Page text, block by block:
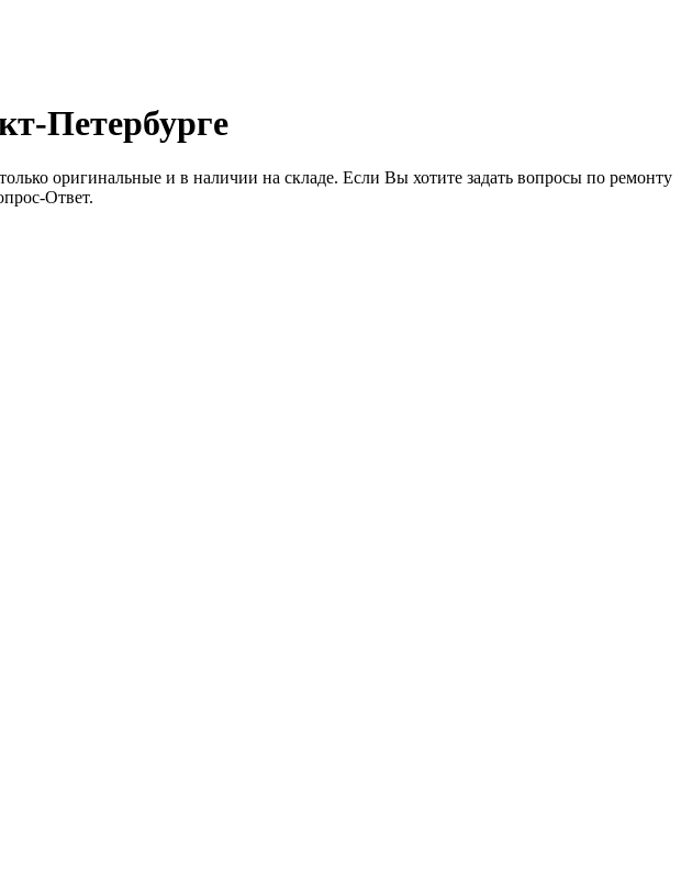
Петербурге
оригинальные и в наличии на складе. Если Вы хотите задать вопросы по ремонту
Ответ.